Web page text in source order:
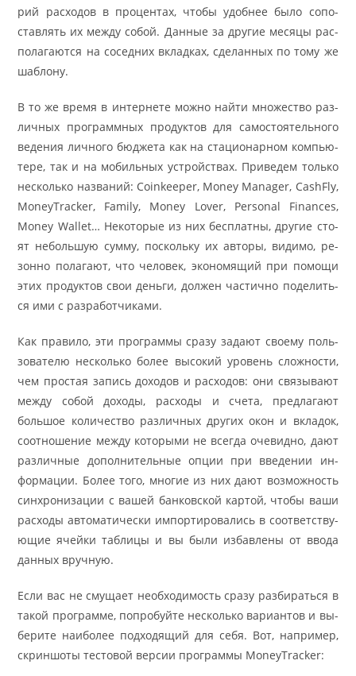
рий рас­хо­дов в про­цен­тах, что­бы удоб­нее бы­ло со­по­
став­лять их меж­ду со­бой. Дан­ные за дру­гие ме­ся­цы рас­
по­ла­га­ют­ся на со­сед­них вклад­ках, сде­лан­ных по то­му же
ша­бло­ну.
В то же вре­мя в ин­тер­не­те мож­но найти мно­же­ство раз­
лич­ных про­грамм­ных про­дук­тов для само­сто­я­тель­но­го
ве­де­ния лич­но­го бюд­же­та как на ста­ци­о­нар­ном компью­
тере, так и на мо­биль­ных устрой­ствах. При­ве­дем толь­ко
несколь­ко на­зва­ний: Coin­keeper, Money Man­ager, CashFly,
MoneyTracker, Fam­ily, Money Lover, Per­sonal Fin­ances,
Money Wal­let… Не­ко­то­рые из них бес­плат­ны, дру­гие сто­
ят не­большую сум­му, по­сколь­ку их ав­то­ры, ви­ди­мо, ре­
зон­но по­ла­га­ют, что че­ло­век, эко­но­мя­щий при по­мо­щи
этих про­дук­тов свои день­ги, дол­жен ча­стич­но по­де­лить­
ся ими с раз­ра­бот­чи­ка­ми.
Как пра­ви­ло, эти про­грам­мы сра­зу за­да­ют сво­е­му поль­
зо­ва­те­лю несколь­ко бо­лее вы­со­кий уро­вень слож­но­сти,
чем про­стая за­пись до­хо­дов и рас­хо­дов: они свя­зы­ва­ют
меж­ду со­бой до­хо­ды, рас­хо­ды и сче­та, предла­га­ют
большое ко­ли­че­ство раз­лич­ных дру­гих окон и вкла­док,
со­от­но­ше­ние меж­ду ко­то­ры­ми не все­гда оче­вид­но, да­ют
раз­лич­ные до­пол­ни­тель­ные оп­ции при вве­де­нии ин­
фор­ма­ции. Бо­лее то­го, мно­гие из них да­ют воз­мож­ность
син­хро­ни­за­ции с ва­шей банковской картой, что­бы ва­ши
рас­хо­ды ав­то­ма­ти­че­ски им­пор­ти­ро­ва­лись в со­от­вет­ству­
ю­щие ячей­ки та­бли­цы и вы бы­ли из­бав­ле­ны от вво­да
дан­ных вруч­ную.
Если вас не сму­ща­ет необ­хо­ди­мость сра­зу раз­би­рать­ся в
та­кой про­грам­ме, по­про­буй­те несколь­ко ва­ри­ан­тов и вы­
бе­ри­те наи­бо­лее под­хо­дя­щий для се­бя. Вот, напри­мер,
скрин­шо­ты те­сто­вой вер­сии про­грам­мы MoneyTracker: